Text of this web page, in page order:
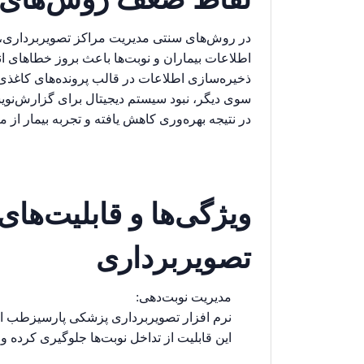
در روش‌های سنتی مدیریت مراکز
اطلاعات بیماران و نوبت‌ها باعث بروز
ذخیره‌سازی اطلاعات در قالب پرونده‌های
سوی دیگر، نبود سیستم دیجیتال برای
در نتیجه بهره‌وری کاهش یافته و تجربه بیمار
ویژگی‌ها و
تصویربرداری
مدیریت نوبت‌دهی:
نرم افزار تصویربرداری پزشکی پارسیزطب
این قابلیت از تداخل نوبت‌ها جلوگیری